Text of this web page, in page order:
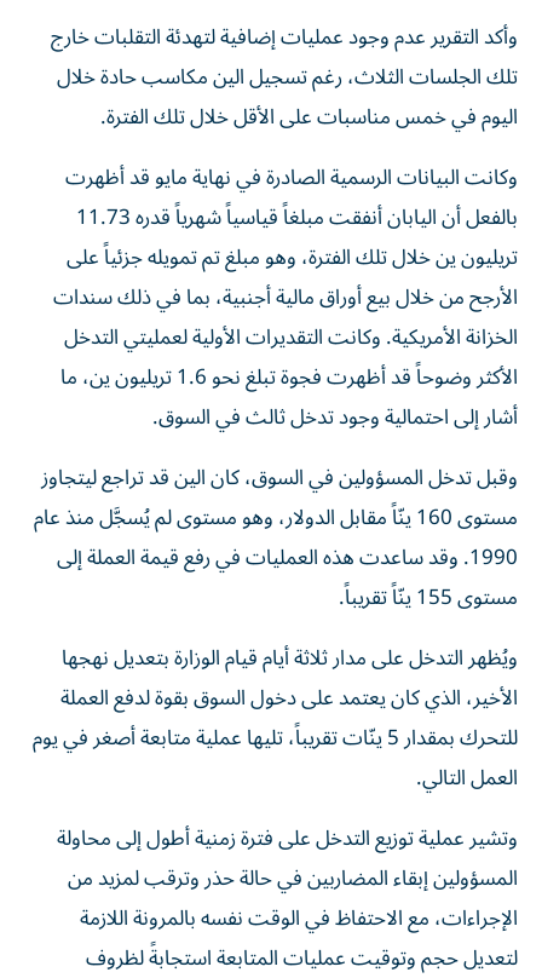
وأكد التقرير عدم وجود عمليات إضافية لتهدئة التقلبات خارج
تلك الجلسات الثلاث، رغم تسجيل الين مكاسب حادة خلال
اليوم في خمس مناسبات على الأقل خلال تلك الفترة.
وكانت البيانات الرسمية الصادرة في نهاية مايو قد أظهرت
بالفعل أن اليابان أنفقت مبلغاً قياسياً شهرياً قدره 11.73
تريليون ين خلال تلك الفترة، وهو مبلغ تم تمويله جزئياً على
الأرجح من خلال بيع أوراق مالية أجنبية، بما في ذلك سندات
الخزانة الأمريكية. وكانت التقديرات الأولية لعمليتي التدخل
الأكثر وضوحاً قد أظهرت فجوة تبلغ نحو 1.6 تريليون ين، ما
أشار إلى احتمالية وجود تدخل ثالث في السوق.
وقبل تدخل المسؤولين في السوق، كان الين قد تراجع ليتجاوز
مستوى 160 ينّاً مقابل الدولار، وهو مستوى لم يُسجَّل منذ عام
1990. وقد ساعدت هذه العمليات في رفع قيمة العملة إلى
مستوى 155 ينّاً تقريباً.
ويُظهر التدخل على مدار ثلاثة أيام قيام الوزارة بتعديل نهجها
الأخير، الذي كان يعتمد على دخول السوق بقوة لدفع العملة
للتحرك بمقدار 5 ينّات تقريباً، تليها عملية متابعة أصغر في يوم
العمل التالي.
وتشير عملية توزيع التدخل على فترة زمنية أطول إلى محاولة
المسؤولين إبقاء المضاربين في حالة حذر وترقب لمزيد من
الإجراءات، مع الاحتفاظ في الوقت نفسه بالمرونة اللازمة
لتعديل حجم وتوقيت عمليات المتابعة استجابةً لظروف